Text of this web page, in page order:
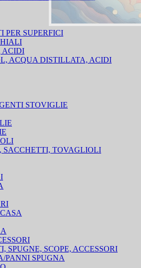
PER SUPERFICI
ACIDI
ACQUA DISTILLATA, ACIDI
STOVIGLIE
SACCHETTI, TOVAGLIOLI
SPUGNE, SCOPE, ACCESSORI
PANNI SPUGNA